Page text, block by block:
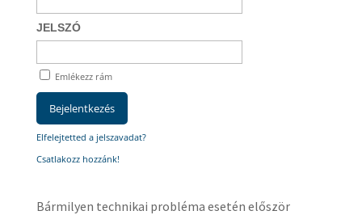
JELSZÓ
Emlékezz rám
Elfelejtetted a jelszavadat?
Csatlakozz hozzánk!
Bármilyen technikai probléma esetén először